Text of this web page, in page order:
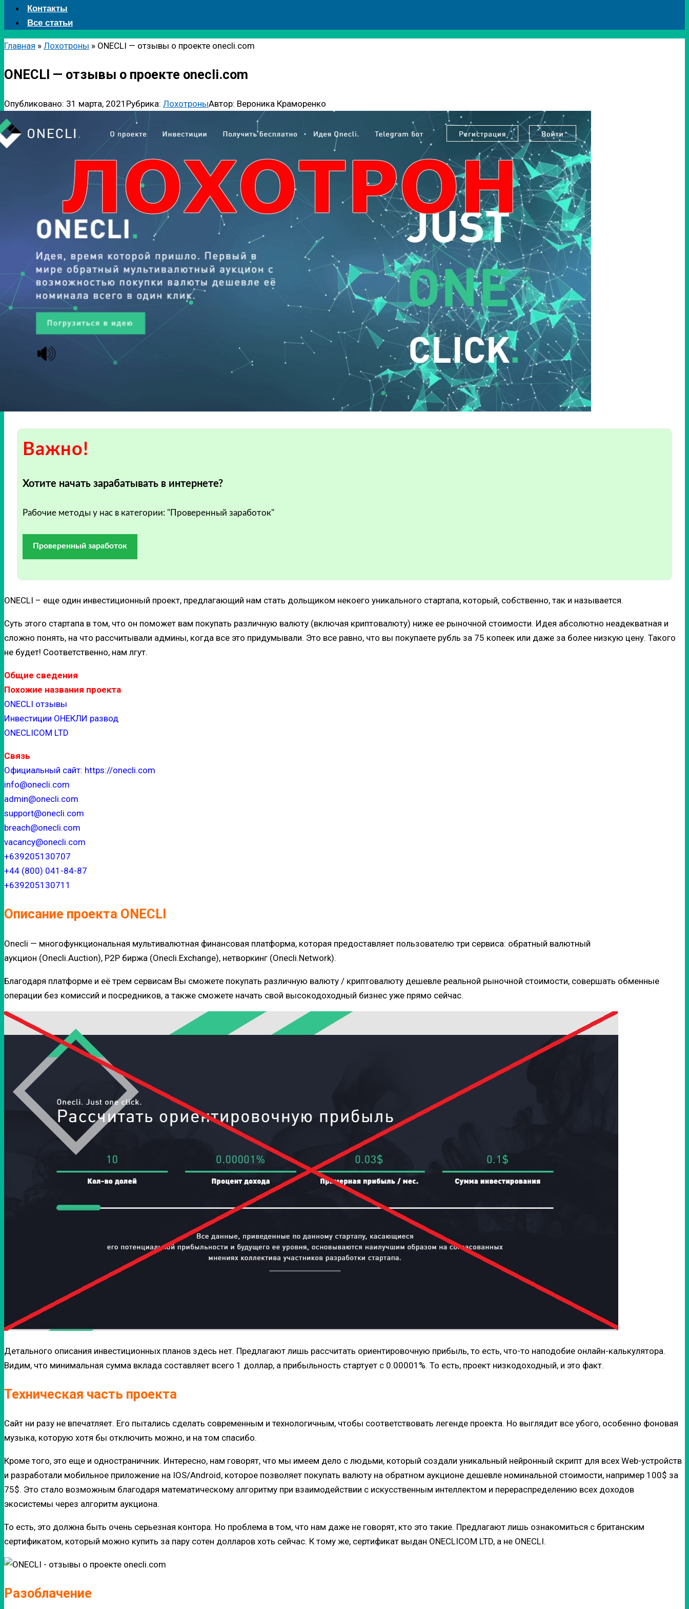
Контакты
Все статьи
Главная » Лохотроны » ONECLI — отзывы о проекте onecli.com
ONECLI — отзывы о проекте onecli.com
Опубликовано: 31 марта, 2021 Рубрика: ЛохотроныАвтор: Вероника Краморенко
Важно!
Хотите начать зарабатывать в интернете?
Рабочие методы у нас в категории: "Проверенный заработок"
Проверенный заработок
ONECLI – еще один инвестиционный проект, предлагающий нам стать дольщиком некоего уникального стартапа, который, собственно, так и называется.
Суть этого стартапа в том, что он поможет вам покупать различную валюту (включая криптовалюту) ниже ее рыночной стоимости. Идея абсолютно неадекватная и
сложно понять, на что рассчитывали админы, когда все это придумывали. Это все равно, что вы покупаете рубль за 75 копеек или даже за более низкую цену. Такого
не будет! Соответственно, нам лгут.
Общие сведения
Похожие названия проекта
ONECLI отзывы
Инвестиции ОНЕКЛИ развод
ONECLICOM LTD
Связь
Официальный сайт: https://onecli.com
info@onecli.com
admin@onecli.com
support@onecli.com
breach@onecli.com
vacancy@onecli.com
+639205130707
+44 (800) 041-84-87
+639205130711
Описание проекта ONECLI
Onecli — многофункциональная мультивалютная финансовая платформа, которая предоставляет пользователю три сервиса: обратный валютный
аукцион (Onecli.Auction), P2P биржа (Onecli.Exchange), нетворкинг (Onecli.Network).
Благодаря платформе и её трем сервисам Вы сможете покупать различную валюту / криптовалюту дешевле реальной рыночной стоимости, совершать обменные
операции без комиссий и посредников, а также сможете начать свой высокодоходный бизнес уже прямо сейчас.
Детального описания инвестиционных планов здесь нет. Предлагают лишь рассчитать ориентировочную прибыль, то есть, что-то наподобие онлайн-калькулятора.
Видим, что минимальная сумма вклада составляет всего 1 доллар, а прибыльность стартует с 0.00001%. То есть, проект низкодоходный, и это факт.
Техническая часть проекта
Сайт ни разу не впечатляет. Его пытались сделать современным и технологичным, чтобы соответствовать легенде проекта. Но выглядит все убого, особенно фоновая
музыка, которую хотя бы отключить можно, и на том спасибо.
Кроме того, это еще и одностраничник. Интересно, нам говорят, что мы имеем дело с людьми, который создали уникальный нейронный скрипт для всех Web-устройств
и разработали мобильное приложение на IOS/Android, которое позволяет покупать валюту на обратном аукционе дешевле номинальной стоимости, например 100$ за
75$. Это стало возможным благодаря математическому алгоритму при взаимодействии с искусственным интеллектом и перераспределению всех доходов
экосистемы через алгоритм аукциона.
То есть, это должна быть очень серьезная контора. Но проблема в том, что нам даже не говорят, кто это такие. Предлагают лишь ознакомиться с британским
сертификатом, который можно купить за пару сотен долларов хоть сейчас. К тому же, сертификат выдан ONECLICOM LTD, а не ONECLI.
Разоблачение